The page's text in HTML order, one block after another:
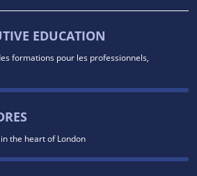
EDUCATION
formations pour les professionnels,
the heart of London